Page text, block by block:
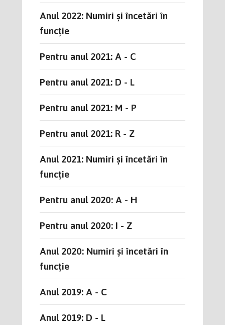
Anul 2022: Numiri și încetări în
funcție
Pentru anul 2021: A - C
Pentru anul 2021: D - L
Pentru anul 2021: M - P
Pentru anul 2021: R - Z
Anul 2021: Numiri și încetări în
funcție
Pentru anul 2020: A - H
Pentru anul 2020: I - Z
Anul 2020: Numiri și încetări în
funcție
Anul 2019: A - C
Anul 2019: D - L